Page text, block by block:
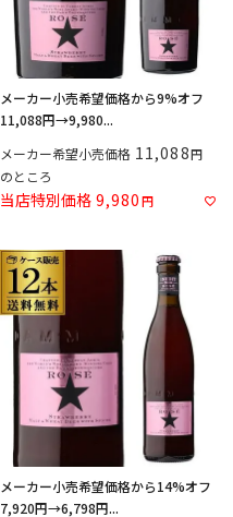
メーカー小売希望価格から9%オフ
11,088円→9,980...
メーカー希望小売価格 11,088
のところ
当店特別価格 9,980
メーカー小売希望価格から14%オフ
7,920円→6,798円...